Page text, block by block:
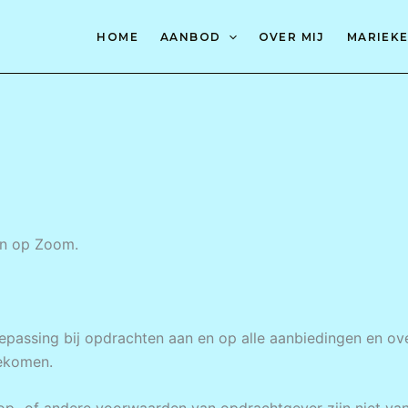
HOME AANBOD OVER MIJ
op Zoom.
bij opdrachten aan en op alle aanbiedingen en